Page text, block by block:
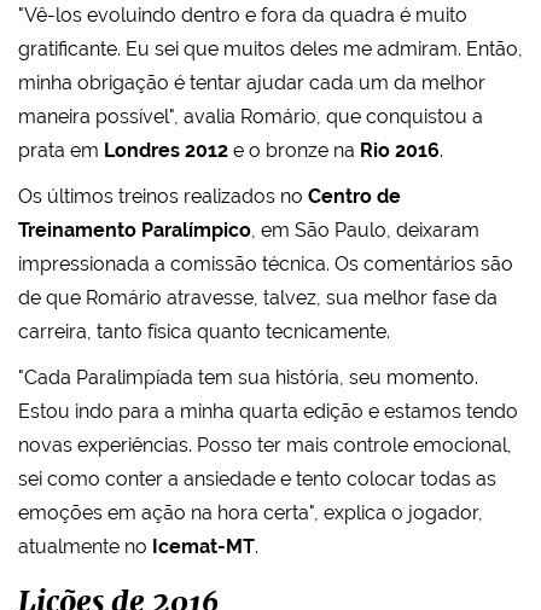
"Vê-los evoluindo dentro e fora da quadra é muito
gratificante. Eu sei que muitos deles me admiram. Então,
minha obrigação é tentar ajudar cada um da melhor
maneira possível", avalia Romário, que conquistou a
prata em Londres 2012 e o bronze na Rio 2016.
Os últimos treinos realizados no Centro de
Treinamento Paralímpico, em São Paulo, deixaram
impressionada a comissão técnica. Os comentários são
de que Romário atravesse, talvez, sua melhor fase da
carreira, tanto física quanto tecnicamente.
"Cada Paralimpíada tem sua história, seu momento.
Estou indo para a minha quarta edição e estamos tendo
novas experiências. Posso ter mais controle emocional,
sei como conter a ansiedade e tento colocar todas as
emoções em ação na hora certa", explica o jogador,
atualmente no Icemat-MT.
Lições de 2016